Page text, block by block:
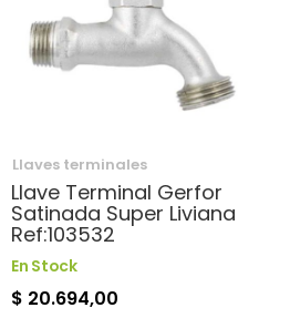
Llaves terminales
Llave Terminal Gerfor
Satinada Super Liviana
Ref:103532
En Stock
$ 20.694,00